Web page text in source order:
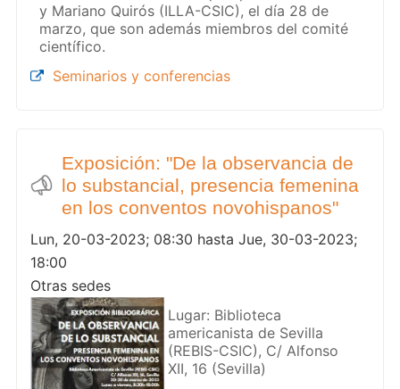
y Mariano Quirós (ILLA-CSIC), el día 28 de
marzo, que son además miembros del comité
científico.
Seminarios y conferencias
Exposición: "De la observancia de
lo substancial, presencia femenina
en los conventos novohispanos"
Lun, 20-03-2023; 08:30 hasta Jue, 30-03-2023;
18:00
Otras sedes
Lugar: Biblioteca
americanista de Sevilla
(REBIS-CSIC), C/ Alfonso
XII, 16 (Sevilla)